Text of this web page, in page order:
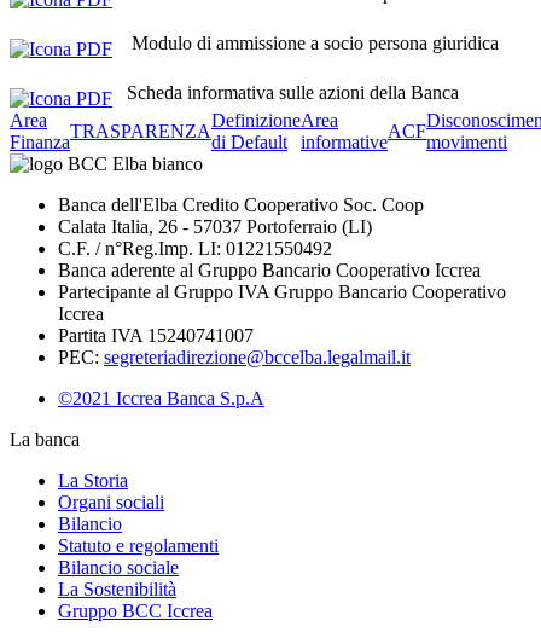
Modulo di ammissione a socio persona giuridica
Scheda informativa sulle azioni della Banca
Area
Finanza
TRASPARENZA
Definizione
di Default
Area
informative
ACF
movimenti
Banca dell'Elba Credito Cooperativo Soc. Coop
Calata Italia, 26 - 57037 Portoferraio (LI)
C.F. / n°Reg.Imp. LI: 01221550492
Banca aderente al Gruppo Bancario Cooperativo Iccrea
Partecipante al Gruppo IVA Gruppo Bancario Cooperativo
Iccrea
Partita IVA 15240741007
PEC: segreteriadirezione@bccelba.legalmail.it
©2021 Iccrea Banca S.p.A
La banca
La Storia
Organi sociali
Bilancio
Statuto e regolamenti
Bilancio sociale
La Sostenibilità
Gruppo BCC Iccrea